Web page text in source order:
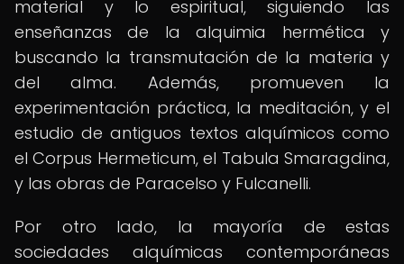
material y lo espiritual, siguiendo las
enseñanzas de la alquimia hermética y
buscando la transmutación de la materia y
del alma. Además, promueven la
experimentación práctica, la meditación, y el
estudio de antiguos textos alquímicos como
el Corpus Hermeticum, el Tabula Smaragdina,
y las obras de Paracelso y Fulcanelli.
Por otro lado, la mayoría de estas
sociedades alquímicas contemporáneas